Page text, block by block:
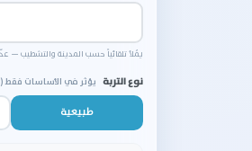
يُملأ تلقائياً حسب المدينة والتشطيب —
نوع التربة يؤثر في الأساسات فقط (SBC 303)
طبيعية